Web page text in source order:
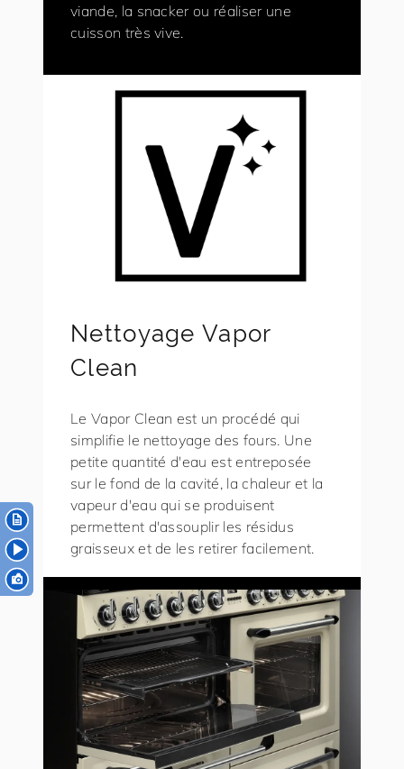
viande, la snacker ou réaliser une
cuisson très vive.
Nettoyage Vapor
Clean
Le Vapor Clean est un procédé qui
simplifie le nettoyage des fours. Une
petite quantité d'eau est entreposée
sur le fond de la cavité, la chaleur et la
vapeur d'eau qui se produisent
permettent d'assouplir les résidus
graisseux et de les retirer facilement.